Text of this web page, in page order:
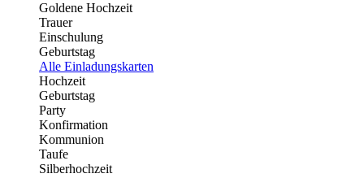
Goldene Hochzeit
Trauer
Einschulung
Geburtstag
Alle Einladungskarten
Hochzeit
Geburtstag
Party
Konfirmation
Kommunion
Taufe
Silberhochzeit